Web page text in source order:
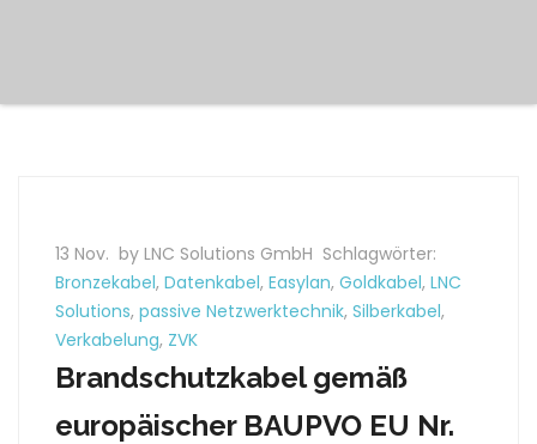
13 Nov. by LNC Solutions GmbH Schlagwörter:
Bronzekabel, Datenkabel, Easylan, Goldkabel, LNC
Solutions, passive Netzwerktechnik, Silberkabel,
Verkabelung, ZVK
Brandschutzkabel gemäß
europäischer BAUPVO EU Nr.